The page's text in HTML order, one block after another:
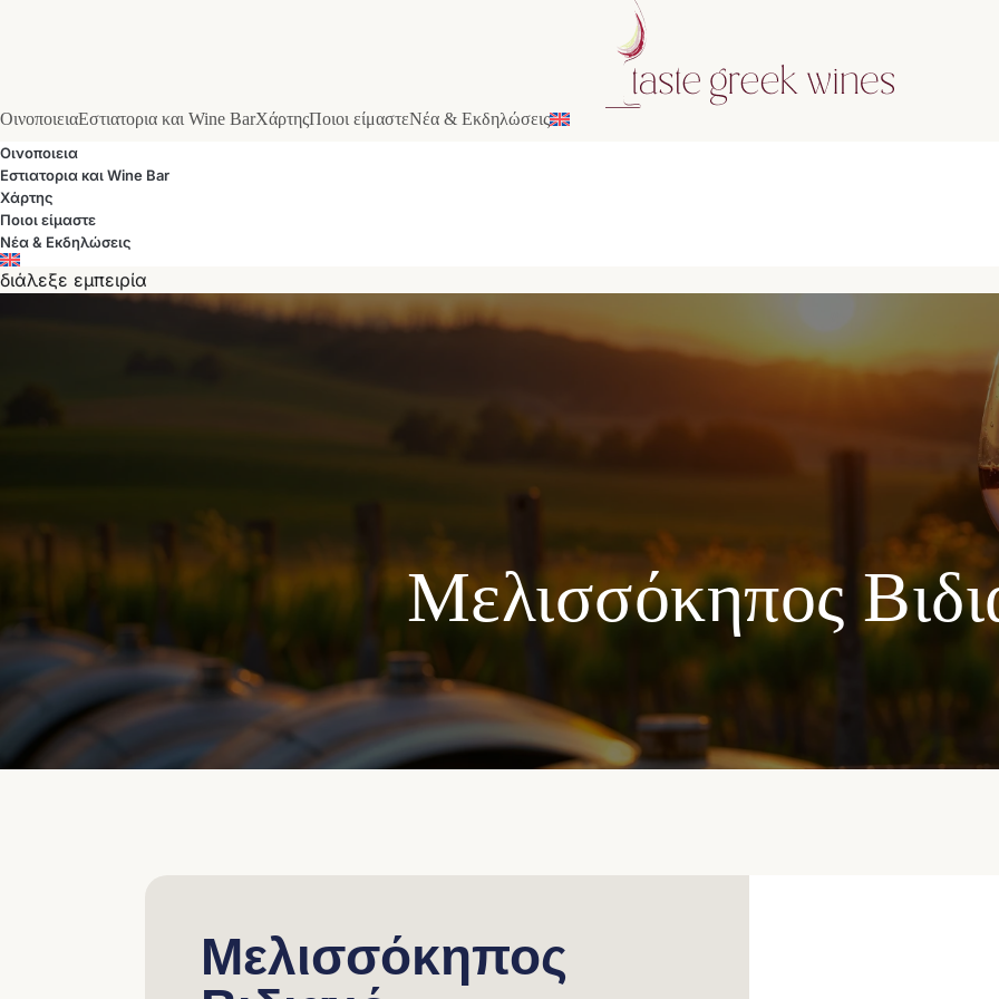
ΟινοποιειαΕστιατορια και Wine BarΧάρτηςΠοιοι είμαστεΝέα & Εκδηλώσεις
Οινοποιεια
Εστιατορια και Wine Bar
Χάρτης
Ποιοι είμαστε
Νέα & Εκδηλώσεις
διάλεξε εμπειρία
Μελισσόκηπος
Μελισσόκηπος